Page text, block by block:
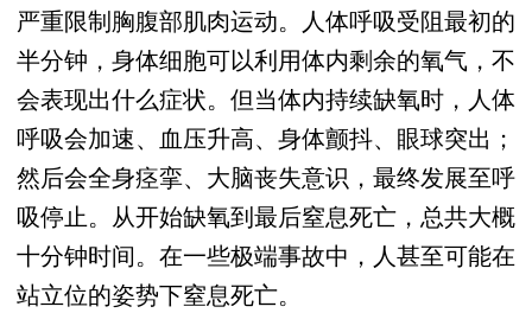
严重限制胸腹部肌肉运动。人体呼吸受阻最初的
半分钟，身体细胞可以利用体内剩余的氧气，不
会表现出什么症状。但当体内持续缺氧时，人体
呼吸会加速、血压升高、身体颤抖、眼球突出；
然后会全身痉挛、大脑丧失意识，最终发展至呼
吸停止。从开始缺氧到最后窒息死亡，总共大概
十分钟时间。在一些极端事故中，人甚至可能在
站立位的姿势下窒息死亡。